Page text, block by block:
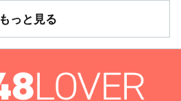
もっと見る